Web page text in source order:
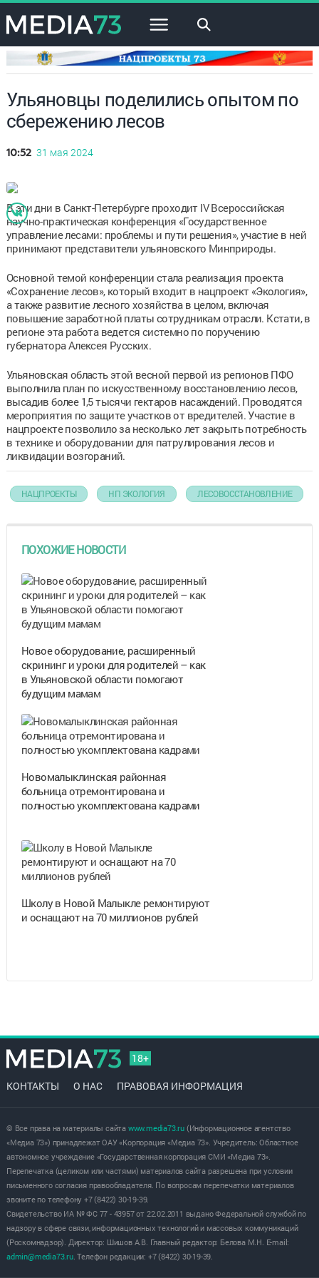
×
Ульяновцы поделились опытом по
сбережению лесов
10:52 31 мая 2024
В эти дни в Санкт-Петербурге проходит IV Всероссийская
научно-практическая конференция «Государственное
управление лесами: проблемы и пути решения», участие в ней
принимают представители ульяновского Минприроды.
Основной темой конференции стала реализация проекта
«Сохранение лесов», который входит в нацпроект «Экология»,
а также развитие лесного хозяйства в целом, включая
повышение заработной платы сотрудникам отрасли. Кстати, в
регионе эта работа ведется системно по поручению
губернатора Алексея Русских.
Ульяновская область этой весной первой из регионов ПФО
выполнила план по искусственному восстановлению лесов,
высадив более 1,5 тысячи гектаров насаждений. Проводятся
мероприятия по защите участков от вредителей. Участие в
нацпроекте позволило за несколько лет закрыть потребность
в технике и оборудовании для патрулирования лесов и
ликвидации возгораний.
НАЦПРОЕКТЫ НП ЭКОЛОГИЯ ЛЕСОВОССТАНОВЛЕНИЕ
ПОХОЖИЕ НОВОСТИ
Новое оборудование, расширенный
скрининг и уроки для родителей – как
в Ульяновской области помогают
будущим мамам
Новомалыклинская районная
больница отремонтирована и
полностью укомплектована кадрами
Школу в Новой Малыкле ремонтируют
и оснащают на 70 миллионов рублей
18+
КОНТАКТЫ О НАС ПРАВОВАЯ ИНФОРМАЦИЯ
© Все права на материалы сайта www.media73.ru(Информационное агентство
«Медиа 73») принадлежат ОАУ «Корпорация «Медиа 73». Учредитель: Областное
автономное учреждение «Государственная корпорация СМИ «Медиа 73».
Перепечатка (целиком или частями) материалов сайта разрешена при условии
письменного согласия правообладателя. По вопросам перепечатки материалов
звоните по телефону +7 (8422) 30-19-39.
Свидетельство ИА № ФС 77 - 43957 от 22.02.2011 выдано Федеральной службой по
надзору в сфере связи, информационных технологий и массовых коммуникаций
(Роскомнадзор). Директор: Шишов А.В. Главный редактор: Белова М.Н. E-mail:
admin@media73.ru. Телефон редакции: +7 (8422) 30-19-39.